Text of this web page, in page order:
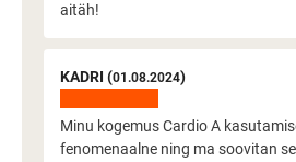
aitäh!
KADRI (01.08.2024)
Minu kogemus Cardio A
fenomenaalne ning ma soovitan